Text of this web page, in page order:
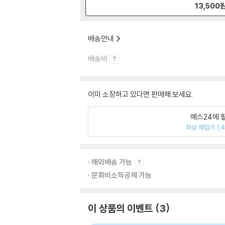
13,500
배송안내
배송비
이미 소장하고 있다면 판매해 보세요.
예스24에
최상 매입가
해외배송 가능
문화비소득공제 가능
이 상품의 이벤트 3